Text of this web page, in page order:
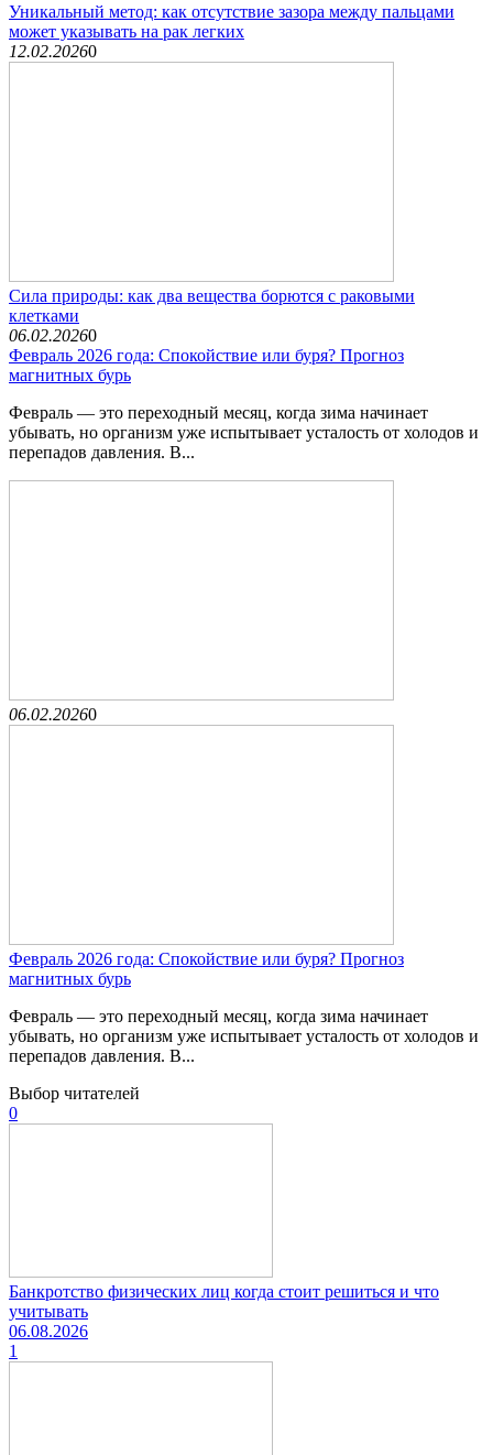
Уникальный метод: как отсутствие зазора между пальцами
может указывать на рак легких
12.02.20260
Сила природы: как два вещества борются с раковыми
клетками
06.02.20260
Февраль 2026 года: Спокойствие или буря? Прогноз
магнитных бурь
Февраль — это переходный месяц, когда зима начинает
убывать, но организм уже испытывает усталость от холодов и
перепадов давления. В...
06.02.20260
Февраль 2026 года: Спокойствие или буря? Прогноз
магнитных бурь
Февраль — это переходный месяц, когда зима начинает
убывать, но организм уже испытывает усталость от холодов и
перепадов давления. В...
Выбор читателей
0
Банкротство физических лиц когда стоит решиться и что
учитывать
06.08.2026
1